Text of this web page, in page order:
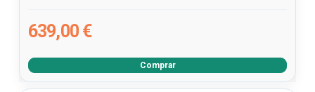
639,00 €
Comprar